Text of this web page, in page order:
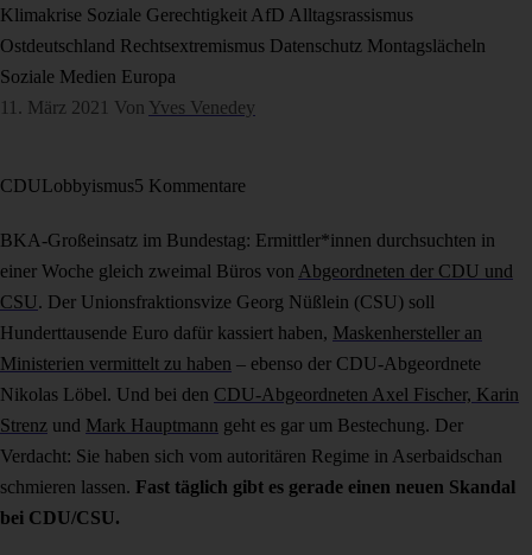
Klimakrise Soziale Gerechtigkeit AfD Alltagsrassismus
Ostdeutschland Rechtsextremismus Datenschutz Montagslächeln
Soziale Medien Europa
11. März 2021 Von Yves Venedey
CDULobbyismus5 Kommentare
BKA-Großeinsatz im Bundestag: Ermittler*innen durchsuchten in
einer Woche gleich zweimal Büros von Abgeordneten der CDU und
CSU. Der Unionsfraktionsvize Georg Nüßlein (CSU) soll
Hunderttausende Euro dafür kassiert haben, Maskenhersteller an
Ministerien vermittelt zu haben – ebenso der CDU-Abgeordnete
Nikolas Löbel. Und bei den CDU-Abgeordneten Axel Fischer, Karin
Strenz und Mark Hauptmann geht es gar um Bestechung. Der
Verdacht: Sie haben sich vom autoritären Regime in Aserbaidschan
schmieren lassen. Fast täglich gibt es gerade einen neuen Skandal
bei CDU/CSU.